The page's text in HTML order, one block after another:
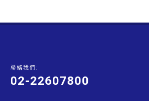
聯絡我們:
02-22607800